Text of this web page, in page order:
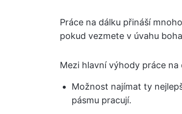
Práce na dálku přináší
pokud vezmete v úvahu
Mezi hlavní výhody práce
Možnost najímat ty
pásmu pracují.